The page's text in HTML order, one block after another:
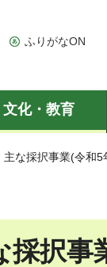
ふりがなON
文化・教育
な採択事業(令和5
択事